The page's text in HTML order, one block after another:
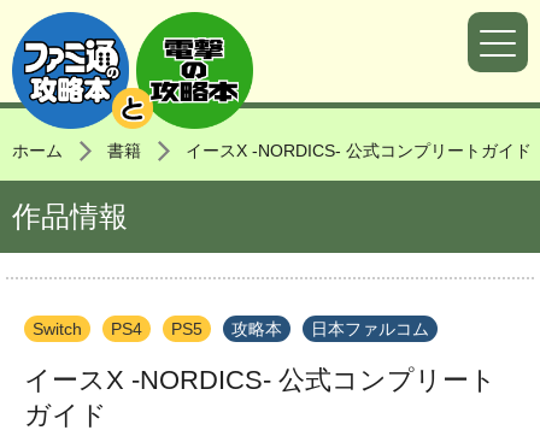
ホーム 書籍 イースX -NORDICS- 公式コンプリートガイド
作品情報
Switch PS4 PS5 攻略本 日本ファルコム
イースX -NORDICS- 公式コンプリート
ガイド